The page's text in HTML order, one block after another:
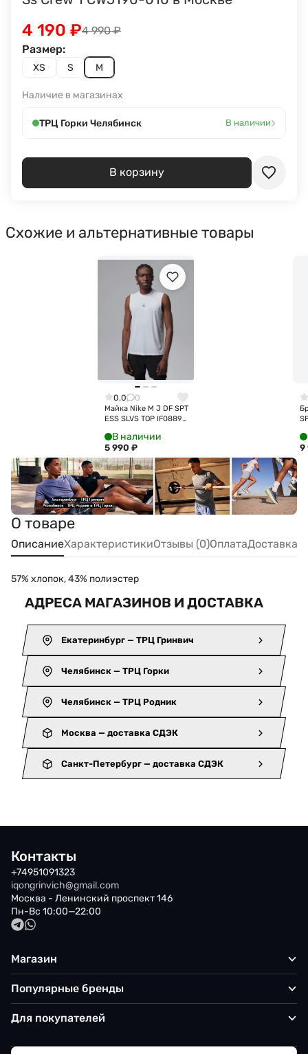
4 990₽
4 190 ₽
XS S M
Размер:
Наличие в магазинах
ТРЦ Горки Челябинск В наличии›
В корзину
Схожие и альтернативные товары
0.0 0
Майка Nike M J DF SPT
ESS SLVS TOP IF0889-
В наличии
5 990 ₽ 9
О товаре
ОписаниеХарактеристикиОтзывы (0)ОплатаДоставка
57% хлопок, 43% полиэстер
АДРЕСА МАГАЗИНОВ И ДОСТАВКА
Екатеринбург — ТРЦ Гринвич
Челябинск — ТРЦ Горки
Челябинск — ТРЦ Родник
Москва — доставка СДЭК
Санкт-Петербург — доставка СДЭК
Контакты
+74951091323
iqongrinvich@gmail.com
Москва - Ленинский проспект 146
Пн-Вс 10:00—22:00
Магазин
Популярные бренды
Для покупателей